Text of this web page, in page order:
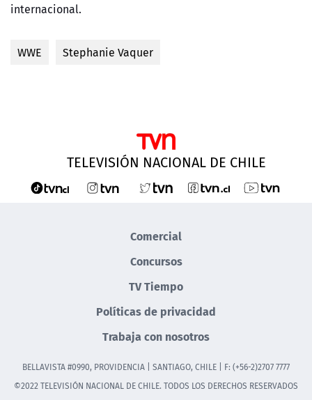
internacional.
WWE Stephanie Vaquer
TELEVISIÓN NACIONAL DE CHILE
Comercial
Concursos
TV Tiempo
Políticas de privacidad
Trabaja con nosotros
BELLAVISTA #0990, PROVIDENCIA | SANTIAGO, CHILE | F: (+56-2)2707 7777
©2022 TELEVISIÓN NACIONAL DE CHILE. TODOS LOS DERECHOS RESERVADOS